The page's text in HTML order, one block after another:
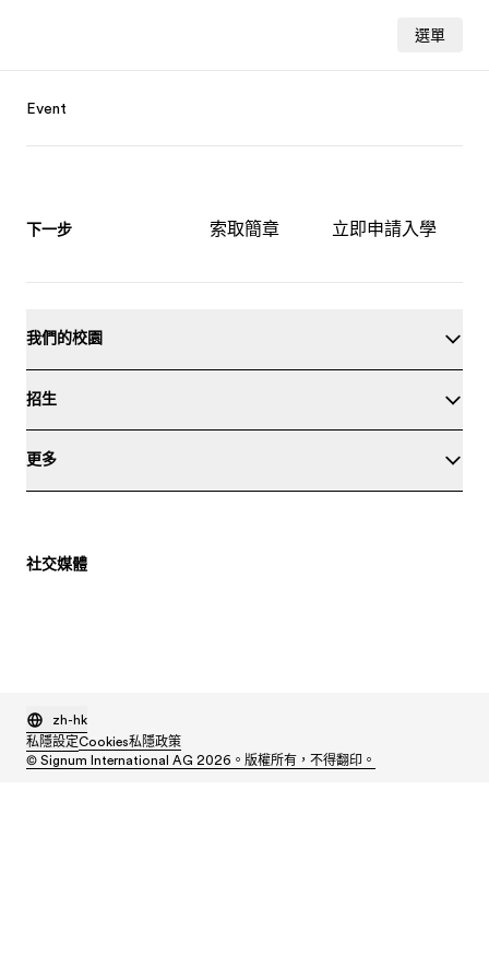
選單
Event
下一步 索取簡章 立即申請入學
我們的校園
招生
更多
社交媒體
zh-hk
私隱設定Cookies私隱政策
© Signum International AG 2026。版權所有，不得翻印。